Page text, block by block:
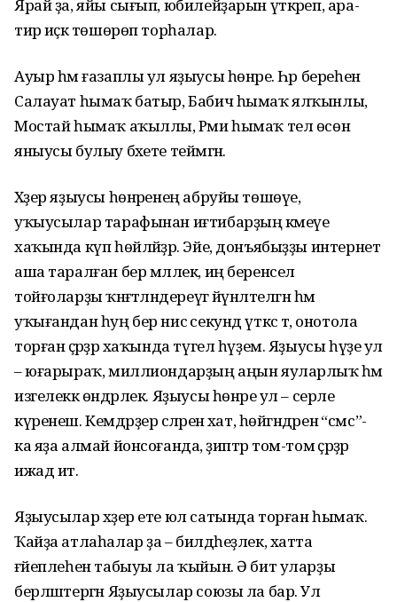
Ярай ҙа, яйы сығып, юбилейҙарын үткәреп, ара-
тирә иҫкә төшөрөп торһалар.
Ауыр һәм ғазаплы ул яҙыусы һөнәре. Һәр береһенә
Салауат һымаҡ батыр, Бабич һымаҡ ялҡынлы,
Мостай һымаҡ аҡыллы, Рәми һымаҡ тел өсөн
яныусы булыу бәхете теймәгән.
Хәҙер яҙыусы һөнәренең абруйы төшөүе,
уҡыусылар тарафынан иғтибарҙың кәмеүе
хаҡында күп һөйләйҙәр. Эйе, донъябыҙҙы интернет
аша таралған бер мәллек, иң беренсел
тойғоларҙы ҡәнәғәтләндереүгә йүнәлтелгән һәм
уҡығандан һуң бер нисә секунд үткәс тә, онотола
торған әҫәрҙәр хаҡында түгел һүҙем. Яҙыусы һүҙе ул
– юғарыраҡ, миллиондарҙың аңын яуларлыҡ һәм
изгелеккә өндәрлек. Яҙыусы һөнәре ул – серле
күренеш. Кемдәрҙер әсәләренә хат, һөйгәндәренә “смс”-
ка яҙа алмай йонсоғанда, әҙиптәр том-том әҫәрҙәр
ижад итә.
Яҙыусылар хәҙер ете юл сатында торған һымаҡ.
Ҡайҙа атлаһалар ҙа – билдәһеҙлек, хатта
ғәйеплеһен табыуы ла ҡыйын. Ә бит уларҙы
берләштергән Яҙыусылар союзы ла бар. Ул